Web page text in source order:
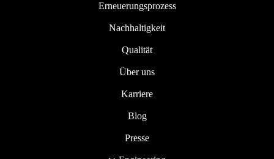
Erneuerungsprozess
Nachhaltigkeit
Qualität
Über uns
Karriere
Blog
Presse